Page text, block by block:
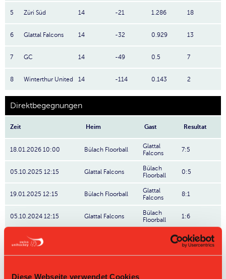
Diese Webseite verwendet Cookies
5 Züri Süd 14 -21 1.286 18
6 Glattal Falcons 14 -32 0.929 13
7 GC 14 -49 0.5 7
8 Winterthur United 14 -114 0.143 2
Direktbegegnungen
Zeit Heim Gast Resultat
18.01.2026 10:00 Bülach Floorball
Glattal
Falcons
7:5
05.10.2025 12:15 Glattal Falcons
Bülach
Floorball
0:5
19.01.2025 12:15 Bülach Floorball
Glattal
Falcons
8:1
05.10.2024 12:15 Glattal Falcons
Bülach
Floorball
1:6
22.01.2023 16:45 5:0